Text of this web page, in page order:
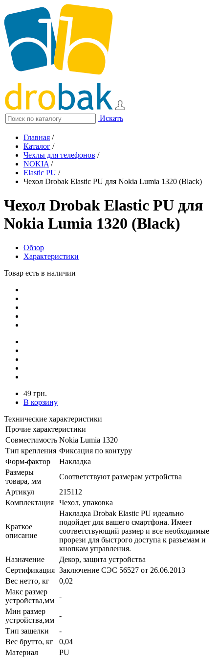
Искать
Главная /
Каталог /
Чехлы для телефонов /
NOKIA /
Elastic PU /
Чехол Drobak Elastic PU для Nokia Lumia 1320 (Black)
Чехол Drobak Elastic PU для
Nokia Lumia 1320 (Black)
Обзор
Характеристики
Товар есть в наличии
49 грн.
В корзину
Технические характеристики
Прочие характеристики
Совместимость Nokia Lumia 1320
Тип крепления Фиксация по контуру
Форм-фактор
Накладка
Размеры
товара, мм
Соответствуют размерам устройства
Артикул
215112
Комплектация
Чехол, упаковка
Краткое
описание
Накладка Drobak Elastic PU идеально
подойдет для вашего смартфона. Имеет
соответствующий размер и все необходимые
прорези для быстрого доступа к разъемам и
кнопкам управления.
Назначение
Декор, защита устройства
Сертификация Заключение СЭС 56527 от 26.06.2013
Вес нетто, кг
0,02
Макс размер
устройства,мм
-
Мин размер
устройства,мм
-
Тип защелки
-
Вес брутто, кг
0,04
Материал
PU